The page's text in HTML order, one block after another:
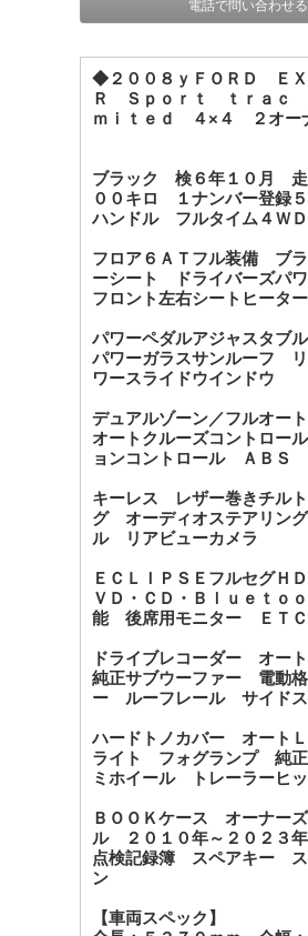
電話で問い合わせる
◆２００８ｙＦＯＲＤ ＥＸ
Ｒ Ｓｐｏｒｔ ｔｒａｃ
ｍｉｔｅｄ ４×４ ２オー
ブラック 検６年１０月 走
００キロ １ナンバー登録
ハンドル フルタイム４ＷＤ
フロア６ＡＴフル装備 ブ
ーシート ドライバーズパ
フロント左右シートヒーター
パワーペダルアジャスタブ
パワーガラスサンルーフ
ワースライドウインドウ
デュアルゾーン／フルオー
オートクルーズコントロー
ョンコントロール ＡＢＳ
キーレス レザー巻きチル
グ オーディオステアリン
ル リアビューカメラ
ＥＣＬＩＰＳＥフルセグＨ
ＶＤ・ＣＤ・Ｂｌｕｅｔｏ
能 後席用モニター ＥＴ
ドライブレコーダー オー
純正サブウーファー 電動
ー ルーフレール サイド
ハードトノカバー オート
ライト フォグランプ 純正
ミホイール トレーラーヒ
ＢＯＯＫケース オーナー
ル ２０１０年～２０２３
点検記録簿 スペアキー ス
ン
【車両スペック】